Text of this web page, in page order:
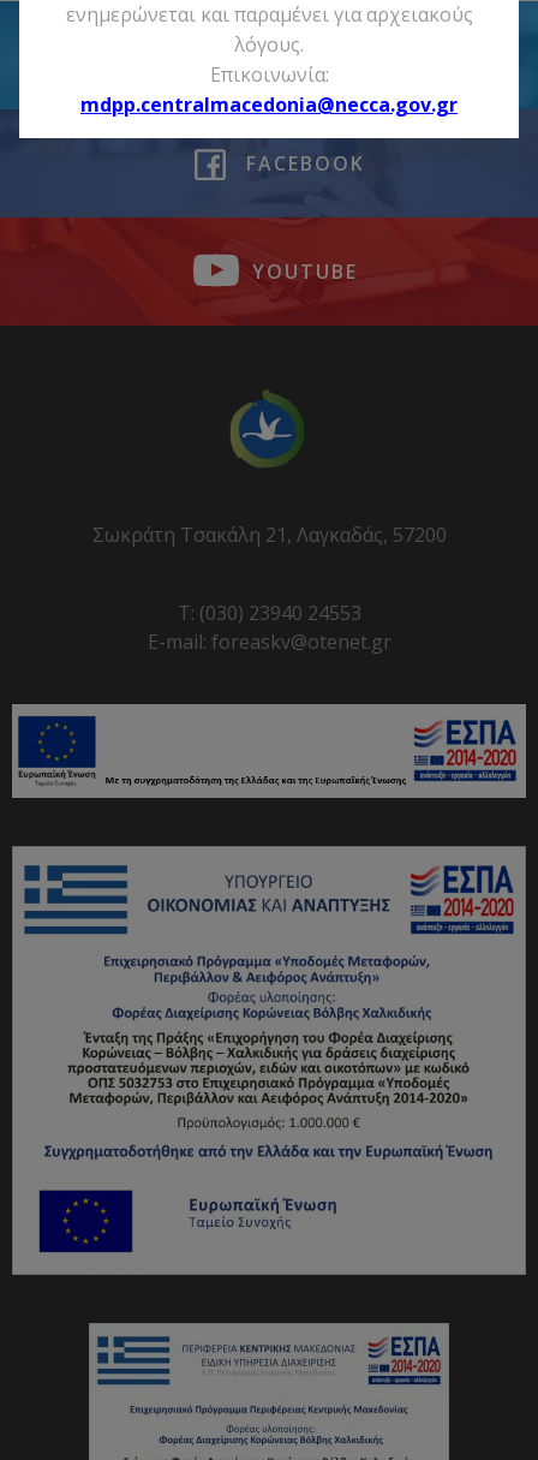
TWITTER
FACEBOOK
YOUTUBE
Σωκράτη Τσακάλη 21, Λαγκαδάς, 57200
T: (030) 23940 24553
E-mail: foreaskv@otenet.gr
ενημερώνεται και παραμένει για αρχειακούς
λόγους.
Επικοινωνία:
mdpp.centralmacedonia@necca.gov.gr